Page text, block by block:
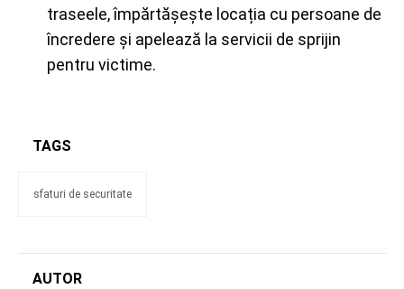
traseele, împărtășește locația cu persoane de
încredere și apelează la servicii de sprijin
pentru victime.
TAGS
sfaturi de securitate
AUTOR